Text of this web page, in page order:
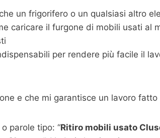
un frigorifero o un qualsiasi altro
caricare il furgone di mobili usati al
per rendere più facile il
e che mi garantisce un lavoro fatto
parole tipo: “Ritiro mobili usato